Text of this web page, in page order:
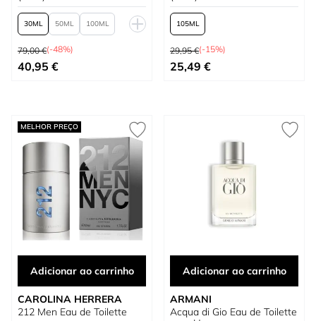
30 50 100
150
Preço Normal
79,00 €(-48%)
Tão baixo quanto
40,95 €
105
Preço Normal
29,95 €(-15%)
Tão baixo quanto
25,49 €
MELHOR PREÇO
Adicionar ao carrinho
CAROLINA HERRERA
212 Men Eau de Toilette
Adicionar ao carrinho
ARMANI
Acqua di Gio Eau de Toilette